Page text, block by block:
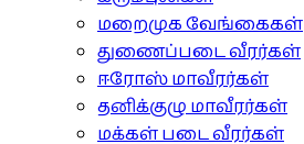
மறைமுக வேங்கைகள்
துணைப்படை வீரர்கள்
ஈரோஸ் மாவீரர்கள்
தனிக்குழு மாவீரர்கள்
மக்கள் படை வீரர்கள்